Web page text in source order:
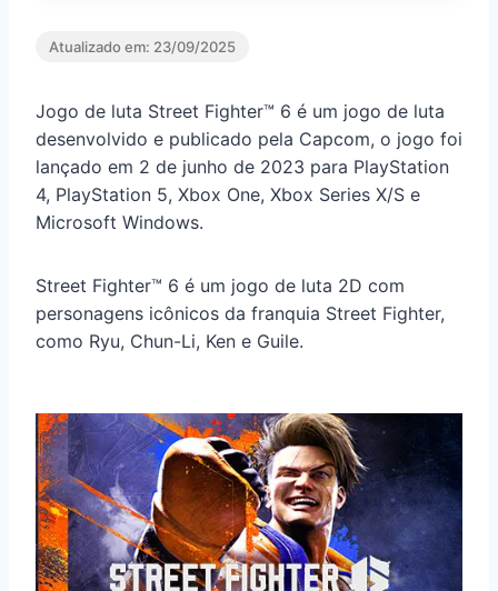
Atualizado em: 23/09/2025
Jogo de luta Street Fighter™ 6 é um jogo de luta
desenvolvido e publicado pela Capcom, o jogo foi
lançado em 2 de junho de 2023 para PlayStation
4, PlayStation 5, Xbox One, Xbox Series X/S e
Microsoft Windows.
Street Fighter™ 6 é um jogo de luta 2D com
personagens icônicos da franquia Street Fighter,
como Ryu, Chun-Li, Ken e Guile.